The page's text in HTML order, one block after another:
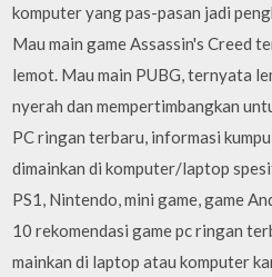
komputer yang pas-pasan jadi
Mau main game Assassin's Creed
lemot. Mau main PUBG, ternyata
nyerah dan mempertimbangkan
PC ringan terbaru, informasi
dimainkan di komputer/laptop
PS1, Nintendo, mini game, game
10 rekomendasi game pc ringan
mainkan di laptop atau komputer